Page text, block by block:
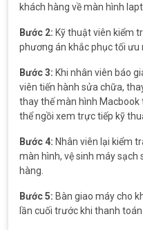
khách hàng về màn hình
Bước 2: Kỹ thuật viên kiểm
phương án khắc phục tối ưu
Bước 3: Khi nhân viên báo
viên tiến hành sửa chữa,
thay thế màn hình Macbook
thể ngồi xem trực tiếp kỹ
Bước 4: Nhân viên lại kiểm
màn hình, vệ sinh máy sạch
hàng.
Bước 5: Bàn giao máy cho
lần cuối trước khi thanh toán